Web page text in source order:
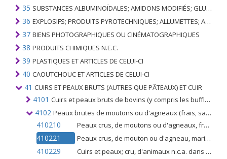
35 SUBSTANCES ALBUMINOÏDALES; AMIDONS MODIFIÉS; GLUES; ENZYMES
36 EXPLOSIFS; PRODUITS PYROTECHNIQUES; ALLUMETTES; ALLIAGES PYROPHORIQUES; CERTAINES PRÉPARATIONS COMBUSTIBLES
37 BIENS PHOTOGRAPHIQUES OU CINÉMATOGRAPHIQUES
38 PRODUITS CHIMIQUES N.E.C.
39 PLASTIQUES ET ARTICLES DE CELUI-CI
40 CAOUTCHOUC ET ARTICLES DE CELUI-CI
41 CUIRS ET PEAUX BRUTS (AUTRES QUE PÂTEAUX) ET CUIR
4101 Cuirs et peaux bruts de bovins (y compris les buffles) ou d'équidés (frais, salés, séchés, chaulés, picklés, conservés autrement que tannés, parcheminés ou autrement préparés), même épilés ou refendus
4102 Peaux brutes de moutons ou d'agneaux (frais, salés, séchés, chaulés, picklés ou autrement conservés, mais non autrement préparés), même avec ou sans laine
410210 Peaux crus, de moutons ou d'agneaux, frais, ou salés, séchés, chaulés, picklés ou autrement conservés, (mais non tannés ni parcheminés ni autrement préparés),
410221 Peaux crus, de mouton ou d'agneau, marinés (mais non tannés, parcheminés ou autrement conservés), sans laine
410229 Cuirs et peaux; cru, d'animaux n.c.a. dans ce chapitre, frais, salés, séchés, chaulés, picklés ou autrement conservés (à l'excl. des tannés, parcheminés ou autrement préparés), même épilés ou refendus